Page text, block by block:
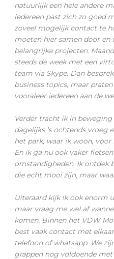
natuurlijk een hele andere
iedereen past zich zo goed
zoveel mogelijk contact te
moeten hier samen door en
belangrijke projecten.
steeds de week met een
team via Skype. Dan
business topics, maar
vooraleer iedereen aan de
Verder tracht ik in
dagelijks ’s ochtends vroeg
het park, waar ik woon,
En ik ga nu ook vaker
omstandigheden. Ik ontdek
die echt mooi zijn, maar
Uiteraard kijk ik ook enorm
maar vraag me wel af
komen. Binnen het VDW
best vaak contact met
telefoon of whatsapp. We
grappen nog voldoende met